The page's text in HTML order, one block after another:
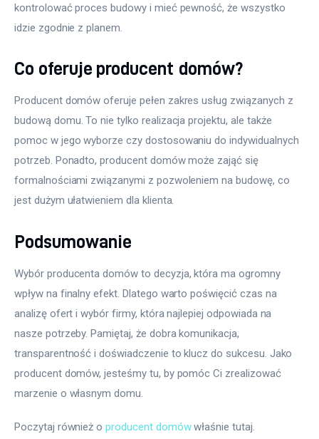
kontrolować proces budowy i mieć pewność, że wszystko
idzie zgodnie z planem.
Co oferuje producent domów?
Producent domów oferuje pełen zakres usług związanych z
budową domu. To nie tylko realizacja projektu, ale także
pomoc w jego wyborze czy dostosowaniu do indywidualnych
potrzeb. Ponadto, producent domów może zająć się
formalnościami związanymi z pozwoleniem na budowę, co
jest dużym ułatwieniem dla klienta.
Podsumowanie
Wybór producenta domów to decyzja, która ma ogromny
wpływ na finalny efekt. Dlatego warto poświęcić czas na
analizę ofert i wybór firmy, która najlepiej odpowiada na
nasze potrzeby. Pamiętaj, że dobra komunikacja,
transparentność i doświadczenie to klucz do sukcesu. Jako
producent domów, jesteśmy tu, by pomóc Ci zrealizować
marzenie o własnym domu.
Poczytaj również o producent domów właśnie tutaj.